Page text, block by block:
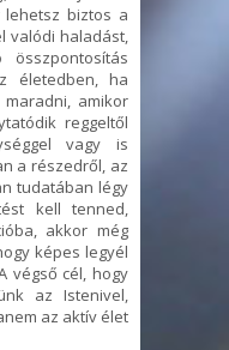
lehetsz biztos a
valódi haladást,
életedben, ha
amikor
reggeltől
vagy is
a részedről, az
tudatában légy
kell tenned,
akkor még
képes legyél
végső cél, hogy
az Istenivel,
az aktív élet